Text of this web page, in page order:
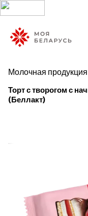
Молочная продукция
Торт с творогом с
(Беллакт)